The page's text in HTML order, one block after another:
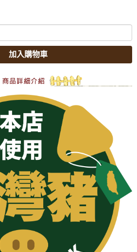
加入購物車